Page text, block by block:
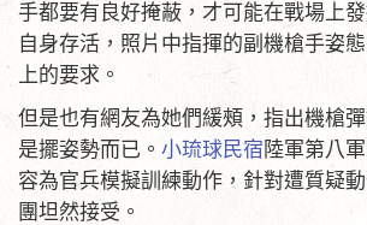
手都要有良好掩蔽，才可能在戰場上
自身存活，照片中指揮的副機槍手姿
上的要求。
但是也有網友為她們緩頰，指出機槍
是擺姿勢而已。 小琉球民宿 陸軍第八
容為官兵模擬訓練動作，針對遭質疑
團坦然接受。